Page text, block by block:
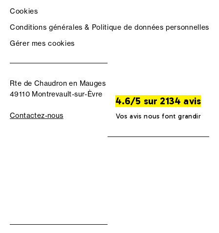
Cookies
Conditions générales & Politique de données personnelles
Gérer mes cookies
Rte de Chaudron en Mauges
49110 Montrevault-sur-Èvre
Contactez-nous
4.6/5 sur 2134 avis
Vos avis nous font grandir